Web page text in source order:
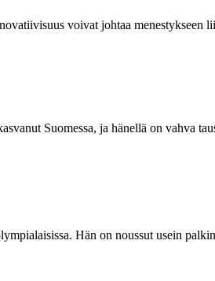
voivat johtaa menestykseen
Suomessa, ja hänellä on vahva
Hän on noussut usein